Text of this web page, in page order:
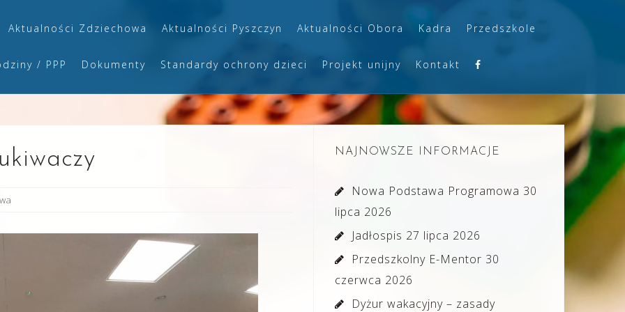
Aktualności Zdziechowa Aktualności Pyszczyn Aktualności Obora Kadra Przedszkole
/ PPP Dokumenty Standardy ochrony dzieci Projekt unijny Kontakt
NAJNOWSZE INFORMACJE
Nowa Podstawa Programowa 30
lipca 2026
Jadłospis 27 lipca 2026
Przedszkolny E-Mentor 30
czerwca 2026
Dyżur wakacyjny – zasady